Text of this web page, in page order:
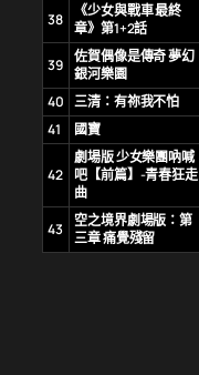
38
《少女與戰車 最終
章》第1+2話
39 佐賀偶像是傳奇 夢幻
銀河樂園
40 三清：有祢我不怕
41
國寶
42
劇場版 少女樂團吶喊
吧【前篇】-青春狂走
曲
43
空之境界劇場版：第
三章 痛覺殘留